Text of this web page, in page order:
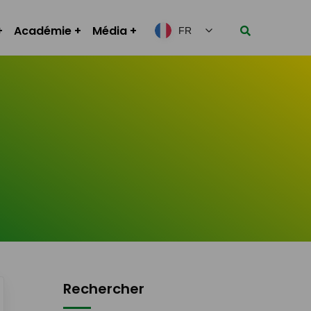
Académie Média FR
Rechercher